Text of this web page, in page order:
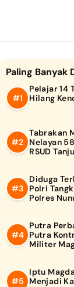
Paling Banyak
Pelajar 14
Hilang
Tabrakan
Nelayan
RSUD
Diduga
Polri
Polres
Putra
Putra
Militer
Iptu
Menjadi